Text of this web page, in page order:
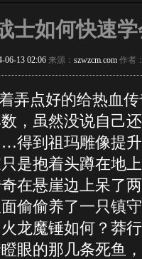
士如何快速
06-13 02:06 来源： szwzcm.com 作者
弄点好的给热血
，虽然没说自己
得到祖玛雕像提
是抱着头蹲在地
在悬崖边上呆了
偷偷养了一只镇
龙魔锤如何？莽
眼的那几条死鱼